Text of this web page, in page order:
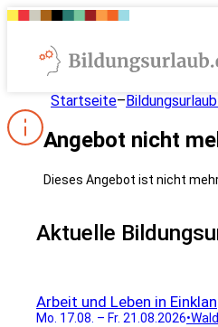
Startseite–
Angebot nicht
Dieses Angebot ist nicht
Aktuelle
Arbeit und Leben in
Mo. 17.08. – Fr. 21.08.2026•